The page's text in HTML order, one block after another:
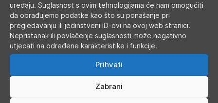
uređaju. Suglasnost s ovim tehnologijama će nam omogućiti
da obrađujemo podatke kao što su ponašanje pri
pregledavanju ili jedinstveni ID-ovi na ovoj web stranici.
Nepristanak ili povlačenje suglasnosti može negativno
utjecati na određene karakteristike i funkcije.
Prihvati
Zabrani
Oznaka: Pinky vape